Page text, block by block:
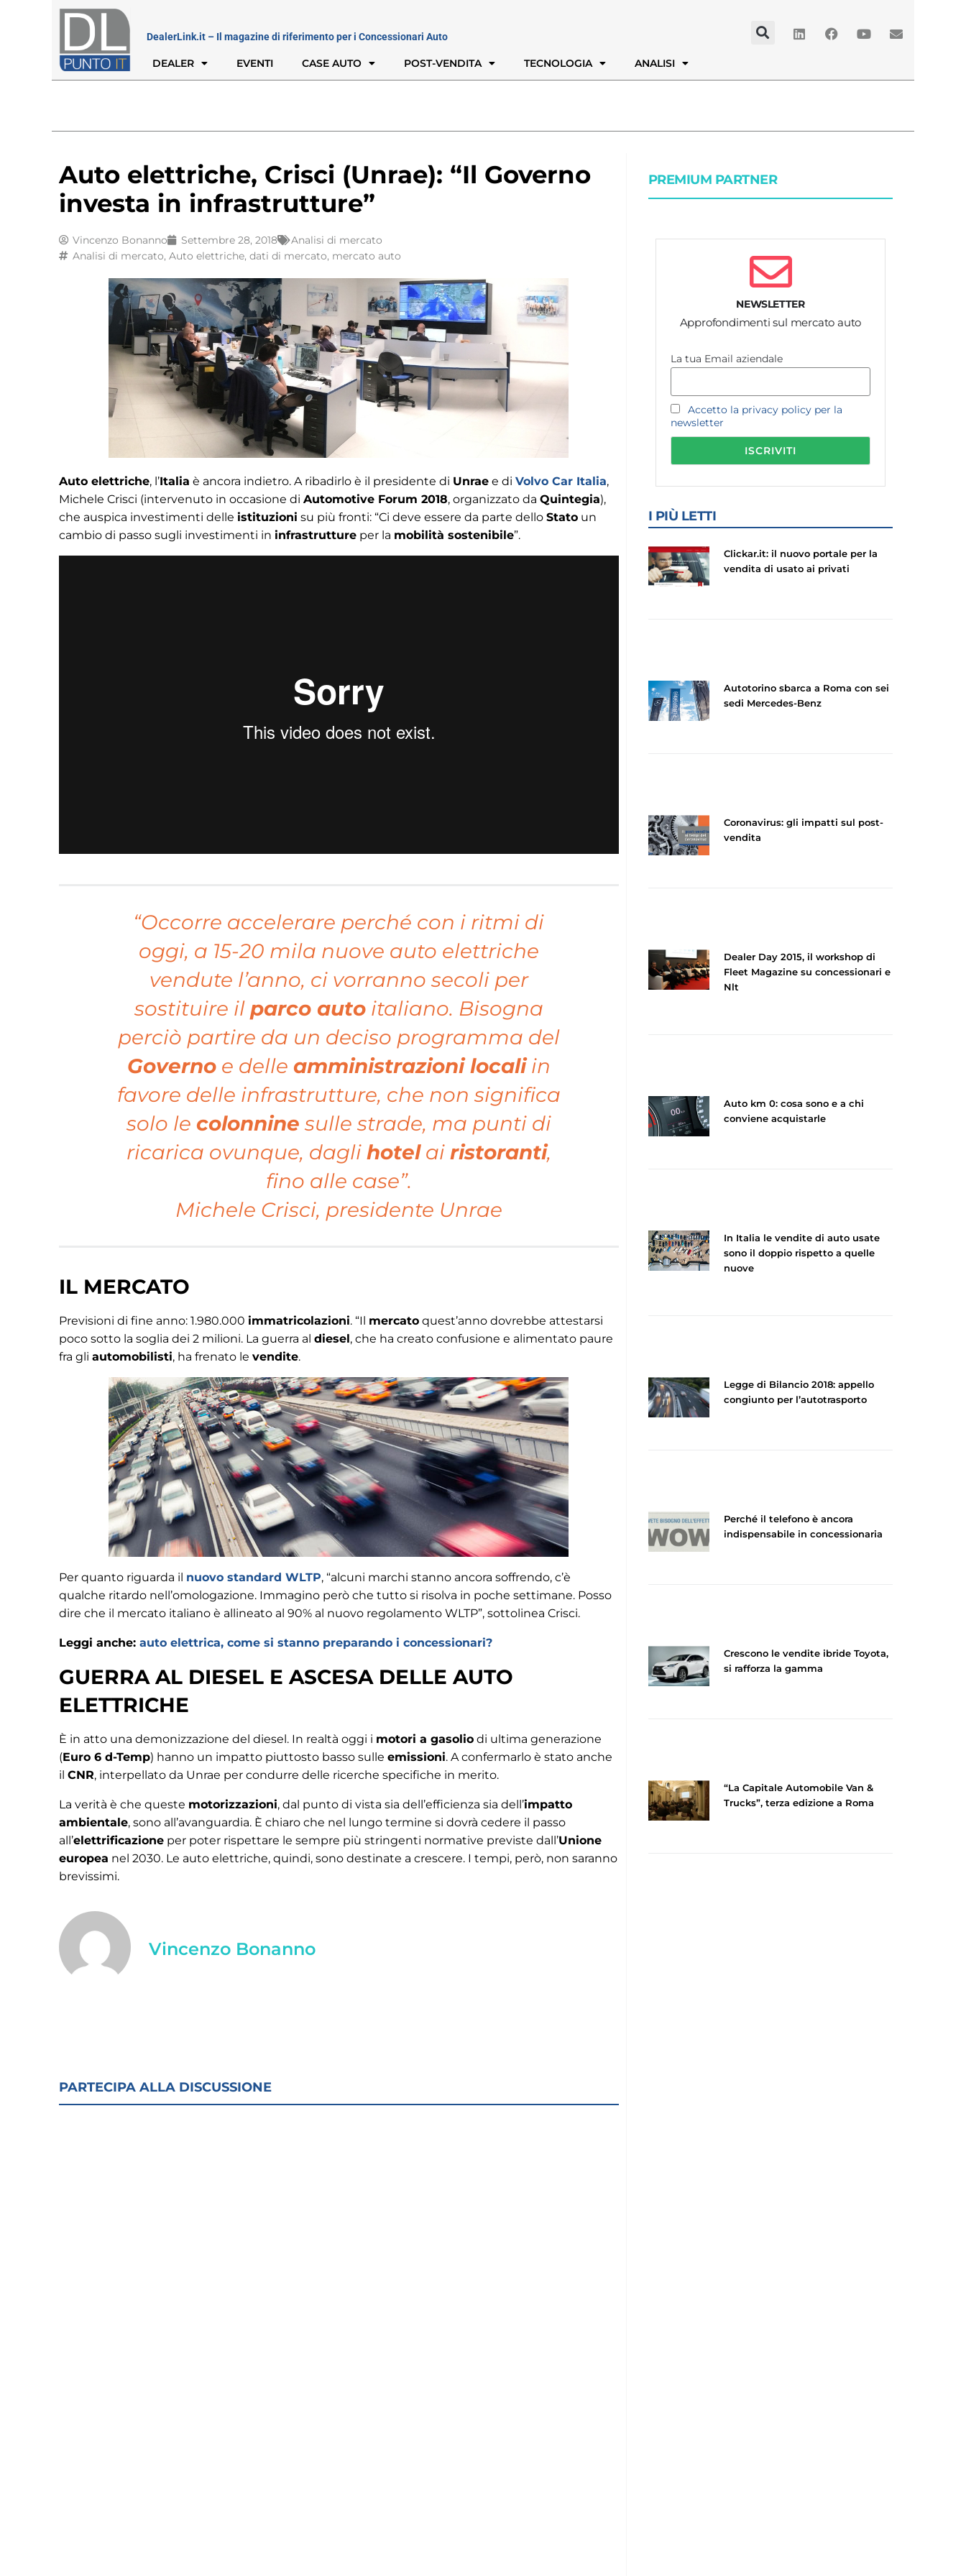
DealerLink.it – Il magazine di riferimento per i Concessionari Auto
DEALER EVENTI CASE AUTO POST-VENDITA TECNOLOGIA ANALISI
Auto elettriche, Crisci (Unrae): “Il Governo
investa in infrastrutture”
Vincenzo Bonanno Settembre 28, 2018
Analisi di mercato
Analisi di mercato, Auto elettriche, dati di mercato, mercato auto
Auto elettriche, l’Italia è ancora indietro. A ribadirlo è il presidente di Unrae e di Volvo Car Italia,
Michele Crisci (intervenuto in occasione di Automotive Forum 2018, organizzato da Quintegia),
che auspica investimenti delle istituzioni su più fronti: “Ci deve essere da parte dello Stato un
cambio di passo sugli investimenti in infrastrutture per la mobilità sostenibile”.
“Occorre accelerare perché con i ritmi di
oggi, a 15-20 mila nuove auto elettriche
vendute l’anno, ci vorranno secoli per
sostituire il parco autoitaliano. Bisogna
perciò partire da un deciso programma del
Governoe delle amministrazioni localiin
favore delle infrastrutture, che non significa
solo le colonnine sulle strade, ma punti di
ricarica ovunque, dagli hotelai ristoranti,
fino alle case”.
Michele Crisci, presidente Unrae
IL MERCATO
Previsioni di fine anno: 1.980.000 immatricolazioni. “Il mercato quest’anno dovrebbe attestarsi
poco sotto la soglia dei 2 milioni. La guerra al diesel, che ha creato confusione e alimentato paure
fra gli automobilisti, ha frenato le vendite.
Per quanto riguarda il nuovo standard WLTP, “alcuni marchi stanno ancora soffrendo, c’è
qualche ritardo nell’omologazione. Immagino però che tutto si risolva in poche settimane. Posso
dire che il mercato italiano è allineato al 90% al nuovo regolamento WLTP”, sottolinea Crisci.
Leggi anche: auto elettrica, come si stanno preparando i concessionari?
GUERRA AL DIESEL E ASCESA DELLE AUTO
ELETTRICHE
È in atto una demonizzazione del diesel. In realtà oggi i motori a gasolio di ultima generazione
(Euro 6 d-Temp) hanno un impatto piuttosto basso sulle emissioni. A confermarlo è stato anche
il CNR, interpellato da Unrae per condurre delle ricerche specifiche in merito.
La verità è che queste motorizzazioni, dal punto di vista sia dell’efficienza sia dell’impatto
ambientale, sono all’avanguardia. È chiaro che nel lungo termine si dovrà cedere il passo
all’elettrificazione per poter rispettare le sempre più stringenti normative previste dall’Unione
europea nel 2030. Le auto elettriche, quindi, sono destinate a crescere. I tempi, però, non saranno
brevissimi.
Vincenzo Bonanno
PARTECIPA ALLA DISCUSSIONE
PREMIUM PARTNER
NEWSLETTER
Approfondimenti sul mercato auto
La tua Email aziendale
Accetto la privacy policy per la
newsletter
I PIÙ LETTI
Clickar.it: il nuovo portale per la
vendita di usato ai privati
Autotorino sbarca a Roma con sei
sedi Mercedes-Benz
Coronavirus: gli impatti sul post-
vendita
Dealer Day 2015, il workshop di
Fleet Magazine su concessionari e
Nlt
Auto km 0: cosa sono e a chi
conviene acquistarle
In Italia le vendite di auto usate
sono il doppio rispetto a quelle
nuove
Legge di Bilancio 2018: appello
congiunto per l’autotrasporto
Perché il telefono è ancora
indispensabile in concessionaria
Crescono le vendite ibride Toyota,
si rafforza la gamma
“La Capitale Automobile Van &
Trucks”, terza edizione a Roma